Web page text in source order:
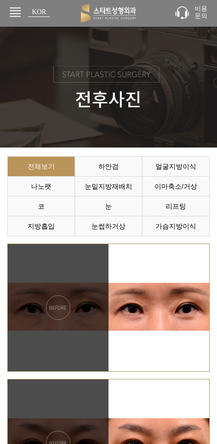
KOR
JPN
비용
문의
전체보기 하안검 얼굴지방이식
나노팻 눈밑지방재배치 이마축소/거상
코 눈 리프팅
지방흡입 눈썹하거상 가슴지방이식